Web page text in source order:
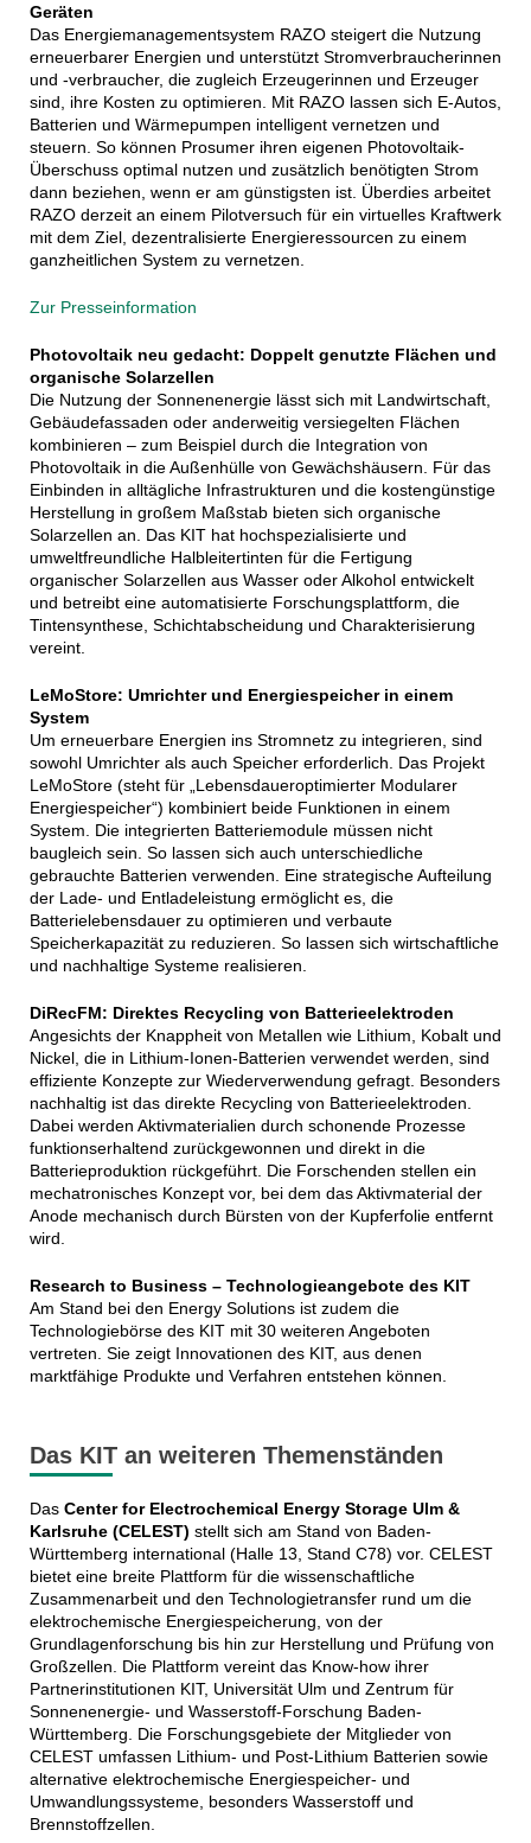
Geräten
Das Energiemanagementsystem RAZO steigert die Nutzung
erneuerbarer Energien und unterstützt Stromverbraucherinnen
und -verbraucher, die zugleich Erzeugerinnen und Erzeuger
sind, ihre Kosten zu optimieren. Mit RAZO lassen sich E-Autos,
Batterien und Wärmepumpen intelligent vernetzen und
steuern. So können Prosumer ihren eigenen Photovoltaik-
Überschuss optimal nutzen und zusätzlich benötigten Strom
dann beziehen, wenn er am günstigsten ist. Überdies arbeitet
RAZO derzeit an einem Pilotversuch für ein virtuelles Kraftwerk
mit dem Ziel, dezentralisierte Energieressourcen zu einem
ganzheitlichen System zu vernetzen.
Zur Presseinformation
Photovoltaik neu gedacht: Doppelt genutzte Flächen und
organische Solarzellen
Die Nutzung der Sonnenenergie lässt sich mit Landwirtschaft,
Gebäudefassaden oder anderweitig versiegelten Flächen
kombinieren – zum Beispiel durch die Integration von
Photovoltaik in die Außenhülle von Gewächshäusern. Für das
Einbinden in alltägliche Infrastrukturen und die kostengünstige
Herstellung in großem Maßstab bieten sich organische
Solarzellen an. Das KIT hat hochspezialisierte und
umweltfreundliche Halbleitertinten für die Fertigung
organischer Solarzellen aus Wasser oder Alkohol entwickelt
und betreibt eine automatisierte Forschungsplattform, die
Tintensynthese, Schichtabscheidung und Charakterisierung
vereint.
LeMoStore: Umrichter und Energiespeicher in einem
System
Um erneuerbare Energien ins Stromnetz zu integrieren, sind
sowohl Umrichter als auch Speicher erforderlich. Das Projekt
LeMoStore (steht für „Lebensdaueroptimierter Modularer
Energiespeicher“) kombiniert beide Funktionen in einem
System. Die integrierten Batteriemodule müssen nicht
baugleich sein. So lassen sich auch unterschiedliche
gebrauchte Batterien verwenden. Eine strategische Aufteilung
der Lade- und Entladeleistung ermöglicht es, die
Batterielebensdauer zu optimieren und verbaute
Speicherkapazität zu reduzieren. So lassen sich wirtschaftliche
und nachhaltige Systeme realisieren.
DiRecFM: Direktes Recycling von Batterieelektroden
Angesichts der Knappheit von Metallen wie Lithium, Kobalt und
Nickel, die in Lithium-Ionen-Batterien verwendet werden, sind
effiziente Konzepte zur Wiederverwendung gefragt. Besonders
nachhaltig ist das direkte Recycling von Batterieelektroden.
Dabei werden Aktivmaterialien durch schonende Prozesse
funktionserhaltend zurückgewonnen und direkt in die
Batterieproduktion rückgeführt. Die Forschenden stellen ein
mechatronisches Konzept vor, bei dem das Aktivmaterial der
Anode mechanisch durch Bürsten von der Kupferfolie entfernt
wird.
Research to Business – Technologieangebote des KIT
Am Stand bei den Energy Solutions ist zudem die
Technologiebörse des KIT mit 30 weiteren Angeboten
vertreten. Sie zeigt Innovationen des KIT, aus denen
marktfähige Produkte und Verfahren entstehen können.
Das KIT an weiteren Themenständen
Das Center for Electrochemical Energy Storage Ulm &
Karlsruhe (CELEST) stellt sich am Stand von Baden-
Württemberg international (Halle 13, Stand C78) vor. CELEST
bietet eine breite Plattform für die wissenschaftliche
Zusammenarbeit und den Technologietransfer rund um die
elektrochemische Energiespeicherung, von der
Grundlagenforschung bis hin zur Herstellung und Prüfung von
Großzellen. Die Plattform vereint das Know-how ihrer
Partnerinstitutionen KIT, Universität Ulm und Zentrum für
Sonnenenergie- und Wasserstoff-Forschung Baden-
Württemberg. Die Forschungsgebiete der Mitglieder von
CELEST umfassen Lithium- und Post-Lithium Batterien sowie
alternative elektrochemische Energiespeicher- und
Umwandlungssysteme, besonders Wasserstoff und
Brennstoffzellen.